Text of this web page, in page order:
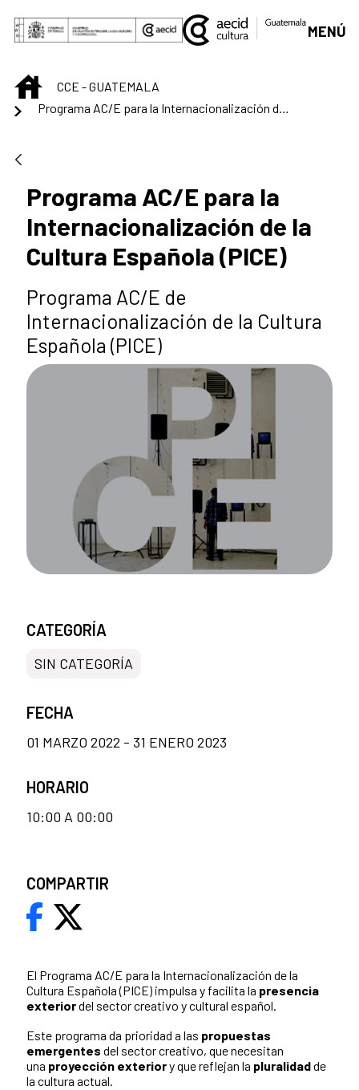
Saltar al contenido principal
MENÚ
INICIOCCE - GUATEMALA
Programa AC/E para la
Internacionalización de la
Cultura Española (PICE)
Programa AC/E de
Internacionalización de la Cultura
Española (PICE)
El Programa AC/E para la Internacionalización de la
Cultura Española (PICE) impulsa y facilita la presencia
exteriordel sector creativo y cultural español.
Este programa da prioridad a las propuestas
emergentes del sector creativo, que necesitan
una proyección exteriory que reflejan la pluralidadde
la cultura actual.
CATEGORÍA
SIN CATEGORÍA
FECHA
01 MARZO 2022 - 31 ENERO 2023
HORARIO
10:00 A 00:00
COMPARTIR